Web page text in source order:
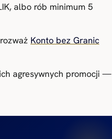
albo rób minimum 5
Konto bez Granic
agresywnych promocji —